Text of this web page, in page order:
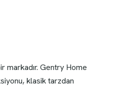
markadır. Gentry Home
klasik tarzdan